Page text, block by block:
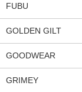
FUBU
GOLDEN GILT
GOODWEAR
GRIMEY